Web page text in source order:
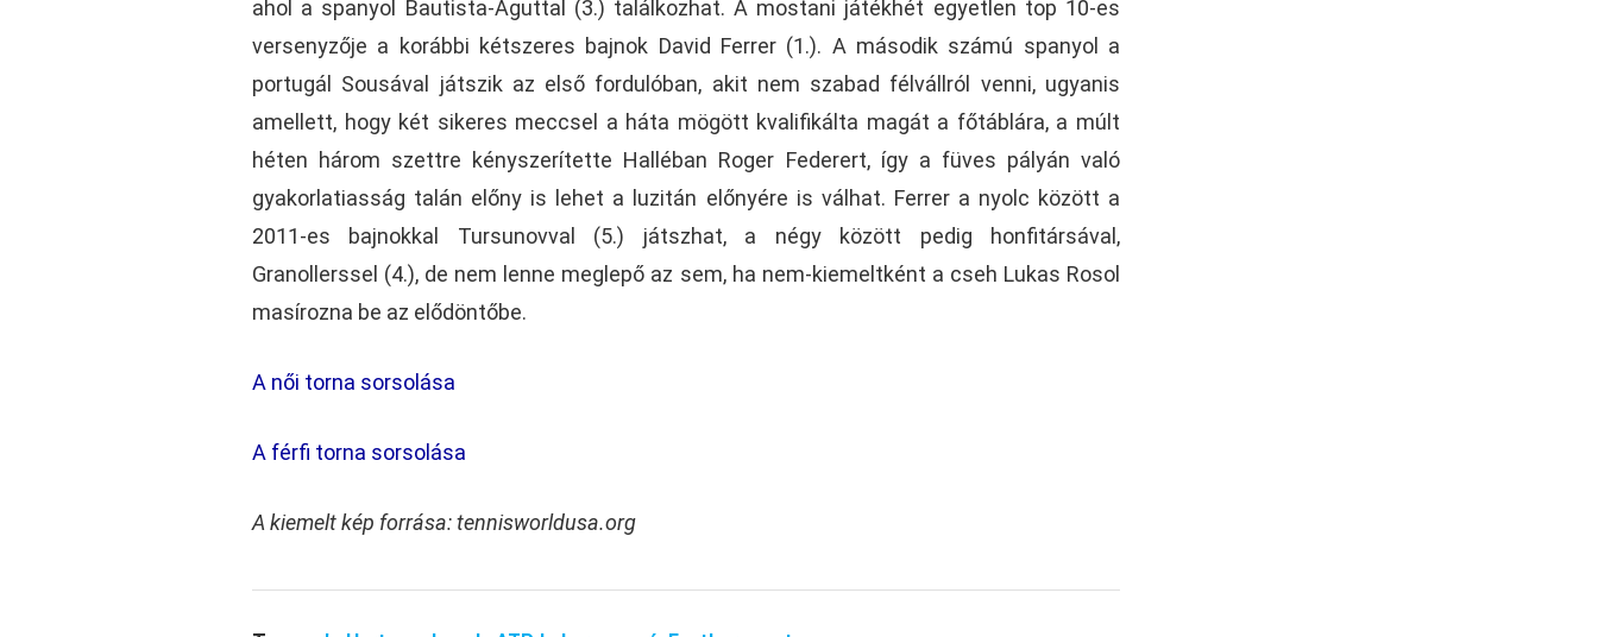
ahol a spanyol Bautista-Aguttal (3.) találkozhat. A mostani játékhét egyetlen top 10-es
versenyzője a korábbi kétszeres bajnok David Ferrer (1.). A második számú spanyol a
portugál Sousával játszik az első fordulóban, akit nem szabad félvállról venni, ugyanis
amellett, hogy két sikeres meccsel a háta mögött kvalifikálta magát a főtáblára, a múlt
héten három szettre kényszerítette Halléban Roger Federert, így a füves pályán való
gyakorlatiasság talán előny is lehet a luzitán előnyére is válhat. Ferrer a nyolc között a
2011-es bajnokkal Tursunovval (5.) játszhat, a négy között pedig honfitársával,
Granollerssel (4.), de nem lenne meglepő az sem, ha nem-kiemeltként a cseh Lukas Rosol
masírozna be az elődöntőbe.
A női torna sorsolása
A férfi torna sorsolása
A kiemelt kép forrása: tennisworldusa.org